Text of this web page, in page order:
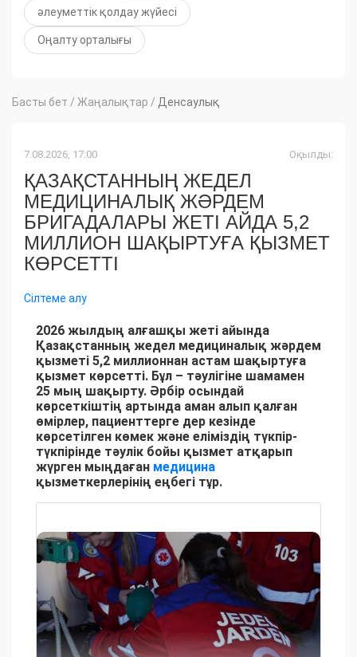
әлеуметтік қолдау жүйесі
Оңалту орталығы
Басты бет / Жаңалықтар / Денсаулық
7.08.2026, 17:00 Оқылды:
ҚАЗАҚСТАННЫҢ ЖЕДЕЛ
МЕДИЦИНАЛЫҚ ЖӘРДЕМ
БРИГАДАЛАРЫ ЖЕТІ АЙДА 5,2
МИЛЛИОН ШАҚЫРТУҒА ҚЫЗМЕТ
КӨРСЕТТІ
Сілтеме алу
2026 жылдың алғашқы жеті айында
Қазақстанның жедел медициналық жәрдем
қызметі 5,2 миллионнан астам шақыртуға
қызмет көрсетті. Бұл – тәулігіне шамамен
25 мың шақырту. Әрбір осындай
көрсеткіштің артында аман алып қалған
өмірлер, пациенттерге дер кезінде
көрсетілген көмек және еліміздің түкпір-
түкпірінде тәулік бойы қызмет атқарып
жүрген мыңдаған медицина
қызметкерлерінің еңбегі тұр.